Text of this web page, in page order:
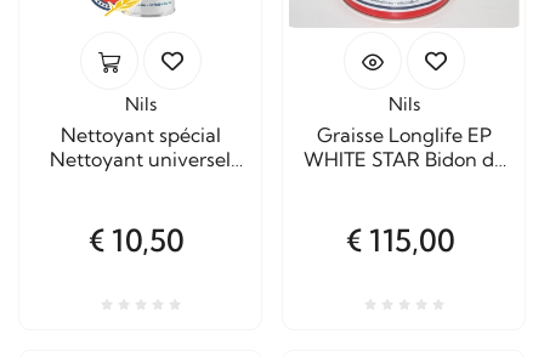
Nils
Nettoyant spécial
Nettoyant universel
€ 10,50
Nils
Graisse Longlife EP
WHITE STAR Bidon de
€ 115,00